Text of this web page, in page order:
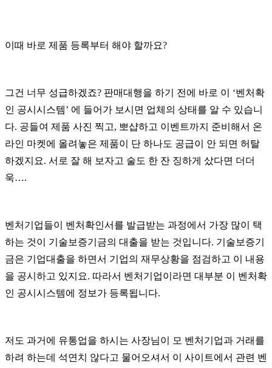
이때 바로 제품 등록부터 해야 할까요?
그건 너무 성급하겠죠? 판매대행을 하기 전에 바로 이 ‘벤처확
인 공시시스템’ 에 들어가 보시면 업체의 상태를 알 수 있습니
다. 공들여 제품 사진 찍고, 뽀샵하고 이벤트까지 준비해서 온
라인 마켓에 올려놓은 제품이 단 하나도 공급이 안 되면 허탈
하겠지요. 서로 잘 해 보자고 술도 한 잔 징하게 샀다면 더더
욱….
벤처기업들이 벤처확인서를 발급받는 과정에서 가장 많이 택
하는 것이 기술보증기금의 대출을 받는 것입니다. 기술보증기
금은 기업대출을 하면서 기업의 재무상황을 점검하고 이 내용
을 공시하고 있지요. 따라서 벤처기업이라면 대부분 이 벤처확
인 공시시스템에 정보가 등록됩니다.
저도 과거에 유통업을 하시는 사장님이 모 벤처기업과 거래를
하려 하는데 석연치 않다고 물어오셔서 이 사이트에서 관련 벤